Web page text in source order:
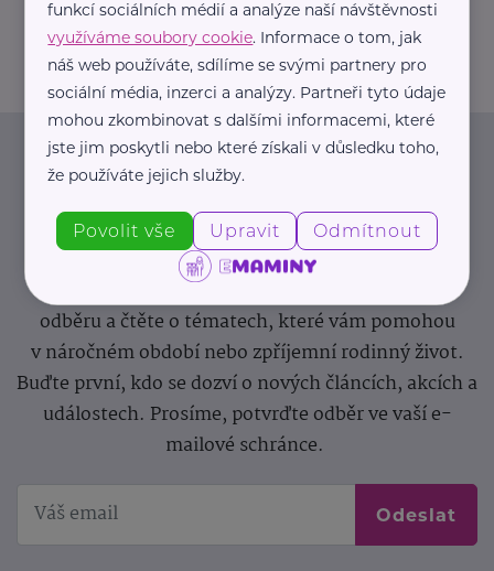
greendoors@greendoors.cz
Newsletter
Pravidelný přísun novinek, inspirace na každý den,
podpora pro rodiče i sdílení zkušeností. Takový je
Newsletter webu eMaminy.cz. Přihlaste se k jeho
odběru a čtěte o tématech, které vám pomohou
v náročném období nebo zpříjemní rodinný život.
Buďte první, kdo se dozví o nových článcích, akcích a
událostech. Prosíme, potvrďte odběr ve vaší e-
mailové schránce.
Odeslat
funkcí sociálních médií a analýze naší návštěvnosti
využíváme soubory cookie. Informace o tom, jak
náš web používáte, sdílíme se svými partnery pro
sociální média, inzerci a analýzy. Partneři tyto údaje
mohou zkombinovat s dalšími informacemi, které
jste jim poskytli nebo které získali v důsledku toho,
že používáte jejich služby.
Povolit vše Upravit Odmítnout